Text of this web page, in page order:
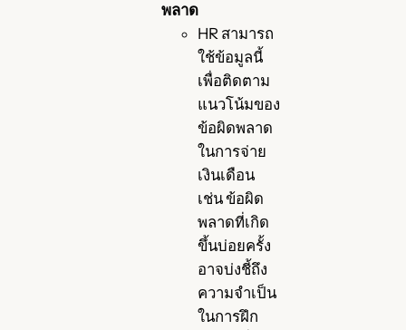
พลาด
HR สามารถ
ใช้ข้อมูลนี้
เพื่อติดตาม
แนวโน้มของ
ข้อผิดพลาด
ในการจ่าย
เงินเดือน
เช่น ข้อผิด
พลาดที่เกิด
ขึ้นบ่อยครั้ง
อาจบ่งชี้ถึง
ความจำเป็น
ในการฝึก